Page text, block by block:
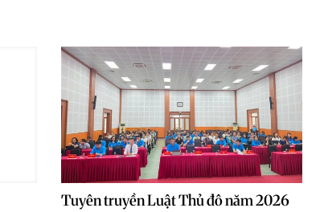
Tuyên truyền Luật Thủ đô năm 2026